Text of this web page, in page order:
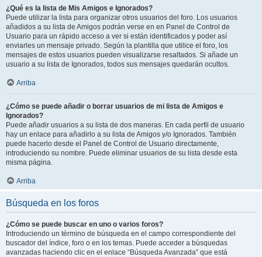
¿Qué es la lista de Mis Amigos e Ignorados?
Puede utilizar la lista para organizar otros usuarios del foro. Los usuarios
añadidos a su lista de Amigos podrán verse en en Panel de Control de
Usuario para un rápido acceso a ver si están identificados y poder así
enviarles un mensaje privado. Según la plantilla que utilice el foro, los
mensajes de estos usuarios pueden visualizarse resaltados. Si añade un
usuario a su lista de Ignorados, todos sus mensajes quedarán ocultos.
Arriba
¿Cómo se puede añadir o borrar usuarios de mi lista de Amigos e
Ignorados?
Puede añadir usuarios a su lista de dos maneras. En cada perfil de usuario
hay un enlace para añadirlo a su lista de Amigos y/o Ignorados. También
puede hacerlo desde el Panel de Control de Usuario directamente,
introduciendo su nombre. Puede eliminar usuarios de su lista desde esta
misma página.
Arriba
Búsqueda en los foros
¿Cómo se puede buscar en uno o varios foros?
Introduciendo un término de búsqueda en el campo correspondiente del
buscador del índice, foro o en los temas. Puede acceder a búsquedas
avanzadas haciendo clic en el enlace “Búsqueda Avanzada” que está